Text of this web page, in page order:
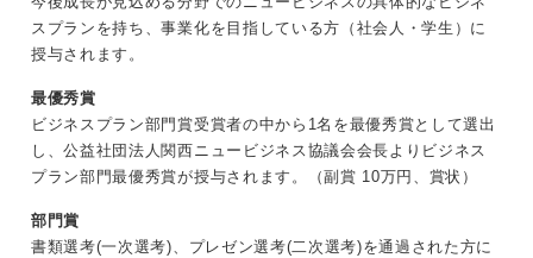
スプランを持ち、事業化を目指している方（社会人・学生）に
授与されます。
最優秀賞
ビジネスプラン部門賞受賞者の中から1名を最優秀賞として選出
し、公益社団法人関西ニュービジネス協議会会長よりビジネス
プラン部門最優秀賞が授与されます。（副賞 10万円、賞状）
部門賞
書類選考(一次選考)、プレゼン選考(二次選考)を通過された方に